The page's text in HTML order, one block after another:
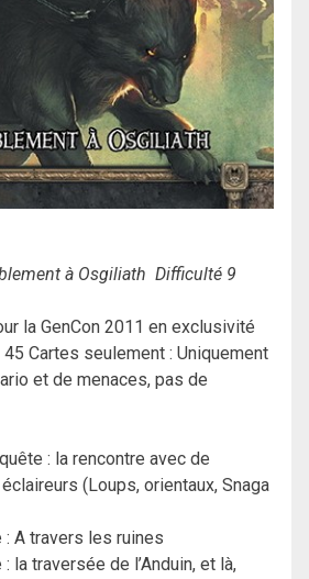
à Osgiliath Difficulté 9
la GenCon 2011 en exclusivité
Cartes seulement : Uniquement
et de menaces, pas de
: la rencontre avec de
(Loups, orientaux, Snaga
: A travers les ruines
: la traversée de l’Anduin, et là,